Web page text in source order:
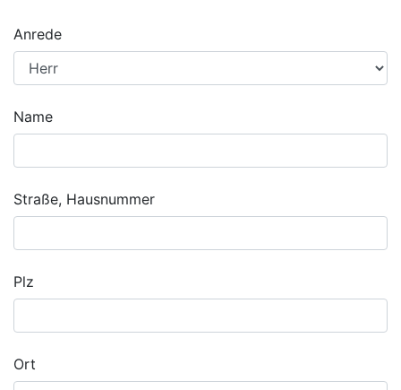
Anrede
Name
Straße, Hausnummer
Plz
Ort